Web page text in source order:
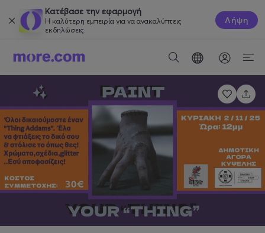
Κατέβασε την εφαρμογή
Η καλύτερη εμπειρία για να ανακαλύπτεις
εκδηλώσεις.
Λήψη